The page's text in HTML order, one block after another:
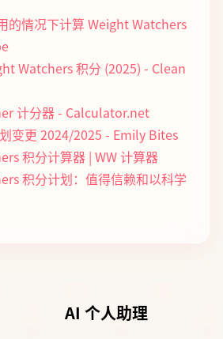
的情况下计算 Weight Watchers
Watchers 积分 (2025) - Clean
计分器 - Calculator.net
变更 2024/2025 - Emily Bites
积分计算器 | WW 计算器
积分计划：值得信赖和以科学
AI 个人助理